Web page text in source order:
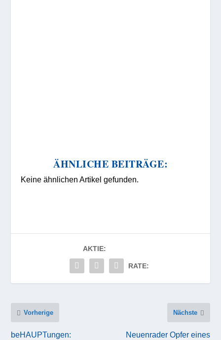
ÄHNLICHE BEITRÄGE:
Keine ähnlichen Artikel gefunden.
AKTIE:
RATE:
Vorherige
beHAUPTungen:
Nächste
Neuenrader Opfer eines